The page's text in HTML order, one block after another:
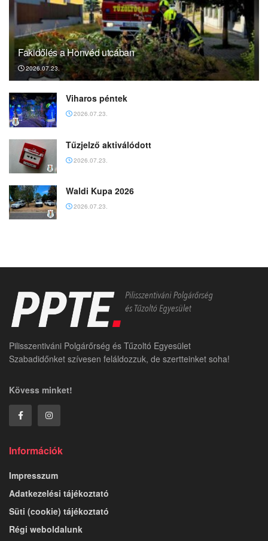
Fakidőlés a Honvéd utcában
2026.07.23.
Viharos péntek
2026.07.23.
Tűzjelző aktiválódott
2026.07.23.
Waldi Kupa 2026
2026.07.23.
Pilisszentiváni Polgárőrség és Tűzoltó Egyesület
Szabadidőnket szívesen feláldozzuk, de szertteinket soha!
Kövess minket!
Információk
Impresszum
Adatkezelési tájékoztató
Süti (cookie) tájékoztató
Régi weboldalunk